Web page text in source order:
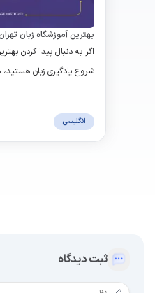
بهترین آموزشگاه زبان تهران | 8 آموزشگاه برتر
اگر به دنبال پیدا کردن
قرار داده ایم. به علاوه یک
بهترین موسسه ارائه شده است.
انگلیسی
ثبت دیدگاه